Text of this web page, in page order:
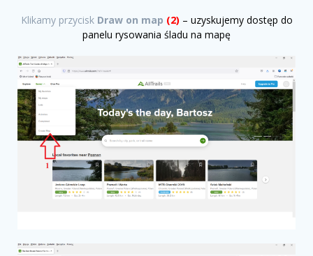
Klikamy przycisk Draw on map (2) – uzyskujemy dostęp do
panelu rysowania śladu na mapę